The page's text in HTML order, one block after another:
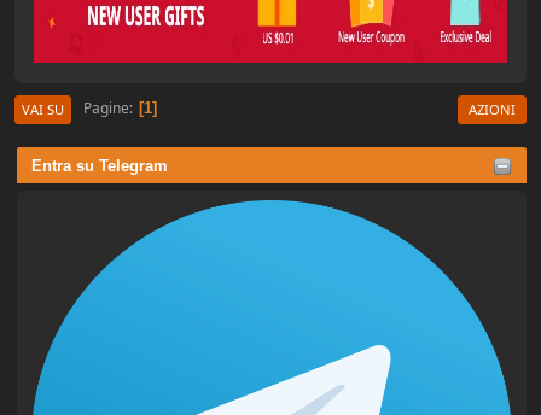
Entra su Telegram
VAI SU Pagine 1 AZIONI